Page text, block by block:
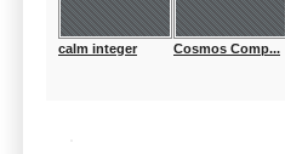
calm integer Cosmos Comp...